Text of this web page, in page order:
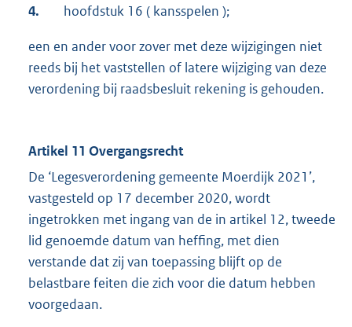
4. hoofdstuk 16 ( kansspelen );
een en ander voor zover met deze wijzigingen niet
reeds bij het vaststellen of latere wijziging van deze
verordening bij raadsbesluit rekening is gehouden.
Artikel 11 Overgangsrecht
De ‘Legesverordening gemeente Moerdijk 2021’,
vastgesteld op 17 december 2020, wordt
ingetrokken met ingang van de in artikel 12, tweede
lid genoemde datum van heffing, met dien
verstande dat zij van toepassing blijft op de
belastbare feiten die zich voor die datum hebben
voorgedaan.